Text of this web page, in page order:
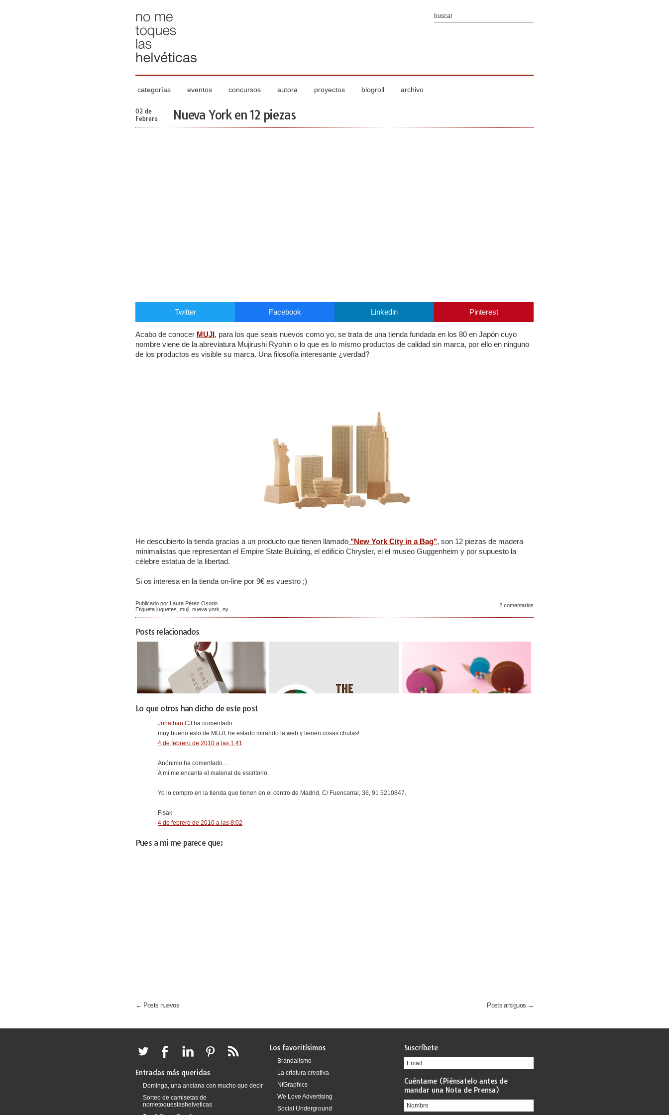
categorías eventos concursos autora proyectos blogroll archivo
02 de
Febrero
Nueva York en 12 piezas
Twitter Facebook Linkedin Pinterest
Acabo de conocer MUJI, para los que seais nuevos como yo, se trata de una tienda fundada en los 80 en Japón cuyo
nombre viene de la abreviatura Mujirushi Ryohin o lo que es lo mismo productos de calidad sin marca, por ello en ninguno
de los productos es visible su marca. Una filosofía interesante ¿verdad?
He descubierto la tienda gracias a un producto que tienen llamado "New York City in a Bag", son 12 piezas de madera
minimalistas que representan el Empire State Building, el edificio Chrysler, el el museo Guggenheim y por supuesto la
célebre estatua de la libertad.
Si os interesa en la tienda on-line por 9€ es vuestro ;)
Publicado por Laura Pérez Osorio
Etiqueta juguetes muji nueva york ny
2 comentarios
Posts relacionados
Lo que otros han dicho de este post
Jonathan CJ ha comentado...
muy bueno esto de MUJI, he estado mirando la web y tienen cosas chulas!
4 de febrero de 2010 a las 1:41
Anónimo ha comentado...
A mi me encanta el material de escritorio.
Yo lo compro en la tienda que tienen en el centro de Madrid, C/ Fuencarral, 36, 91 5210847.
Fisak
4 de febrero de 2010 a las 8:02
Pues a mi me parece que:
← Posts nuevos Posts antiguos →
Entradas más queridas
Dominga, una anciana con mucho que decir
Sorteo de camisetas de
nometoqueslashelveticas
Los favoritísimos
Brandalismo
La criatura creativa
NfGraphics
We Love Advertising
Social Underground
Suscríbete
Cuéntame (Piénsatelo antes de
mandar una Nota de Prensa)